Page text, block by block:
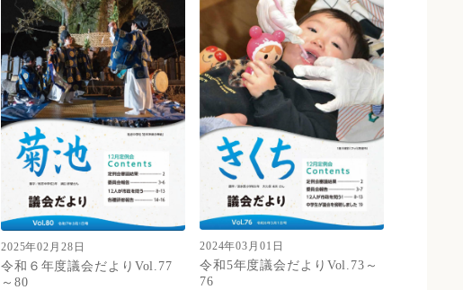
2025年02月28日
令和６年度議会だよりVol.77
～80
2024年03月01日
令和5年度議会だよりVol.73～
76